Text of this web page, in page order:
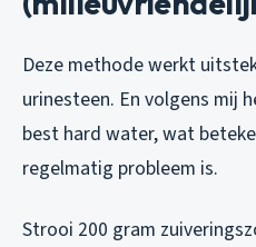
Deze methode werkt
urinesteen. En volgens mij
best hard water, wat
regelmatig probleem is.
Strooi 200 gram